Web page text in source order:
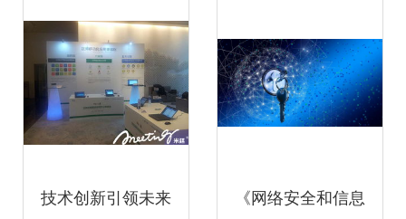
技术创新引领未来 《网络安全和信息